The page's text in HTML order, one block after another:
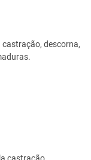
descorna,